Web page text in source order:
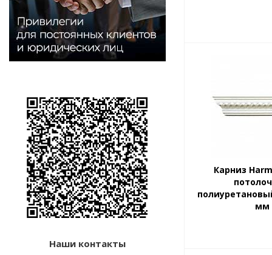
Карниз
мм
Розетка потолочная
Розетка-профиль
Угловой элемент
Угол
Наши контакты